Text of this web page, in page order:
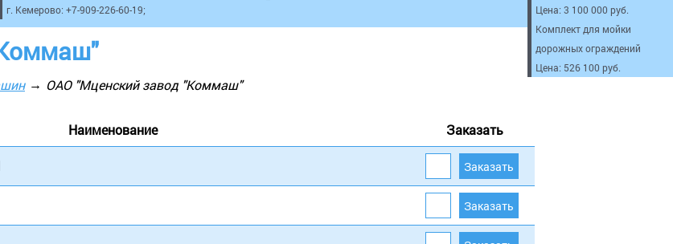
г. Кемерово: +7-909-226-60-19;
Цена: 3 100 000 руб.
Комплект для мойки
дорожных ограждений
Цена: 526 100 руб.
ОАО "Мценский завод "Коммаш"
Наименование Заказать